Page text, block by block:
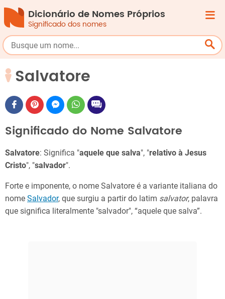
Dicionário de Nomes Próprios
Significado dos nomes
Salvatore
Significado do Nome Salvatore
Salvatore: Significa "aquele que salva", "relativo à Jesus
Cristo", "salvador".
Forte e imponente, o nome Salvatore é a variante italiana do
nome Salvador, que surgiu a partir do latim salvator, palavra
que significa literalmente "salvador", “aquele que salva”.